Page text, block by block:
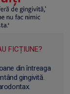
FICȚIUNE?
din întreaga
gingivită.